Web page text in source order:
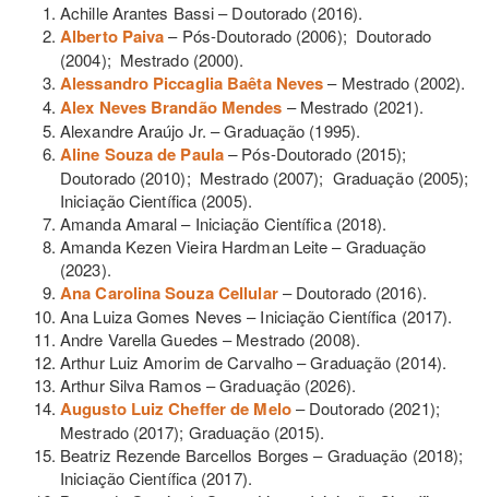
Achille Arantes Bassi – Doutorado (2016).
Alberto Paiva– Pós-Doutorado (2006); Doutorado
(2004); Mestrado (2000).
Alessandro Piccaglia Baêta Neves– Mestrado (2002).
Alex Neves Brandão Mendes – Mestrado (2021).
Alexandre Araújo Jr. – Graduação (1995).
Aline Souza de Paula–Pós-Doutorado (2015);
Doutorado (2010); Mestrado (2007); Graduação (2005);
Iniciação Científica (2005).
Amanda Amaral – Iniciação Científica (2018).
Amanda Kezen Vieira Hardman Leite – Graduação
(2023).
Ana Carolina Souza Cellular– Doutorado (2016).
Ana Luiza Gomes Neves – Iniciação Científica (2017).
Andre Varella Guedes – Mestrado (2008).
Arthur Luiz Amorim de Carvalho – Graduação (2014).
Arthur Silva Ramos – Graduação (2026).
Augusto Luiz Cheffer de Melo– Doutorado (2021);
Mestrado (2017); Graduação (2015).
Beatriz Rezende Barcellos Borges – Graduação (2018);
Iniciação Científica (2017).